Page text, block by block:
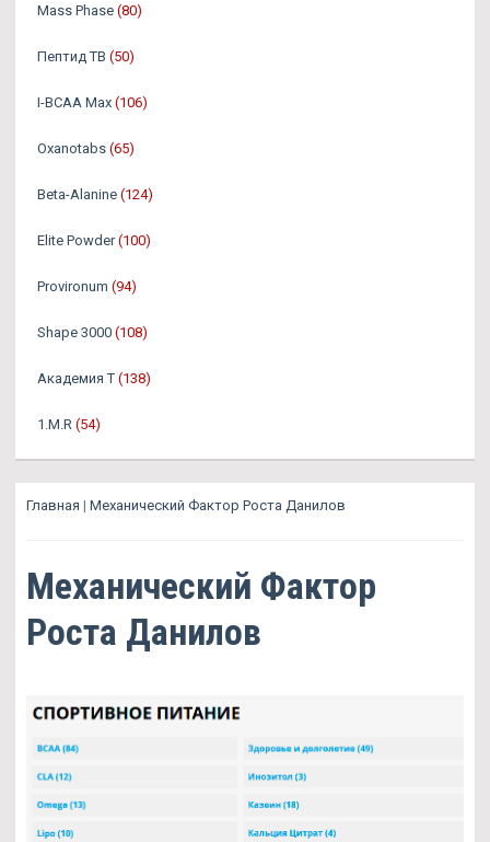
Mass Phase (80)
Пептид TB (50)
I-BCAA Max (106)
Oxanotabs (65)
Beta-Alanine (124)
Elite Powder (100)
Provironum (94)
Shape 3000 (108)
Академия Т (138)
1.M.R (54)
Главная | Механический Фактор Роста Данилов
Механический Фактор
Роста Данилов